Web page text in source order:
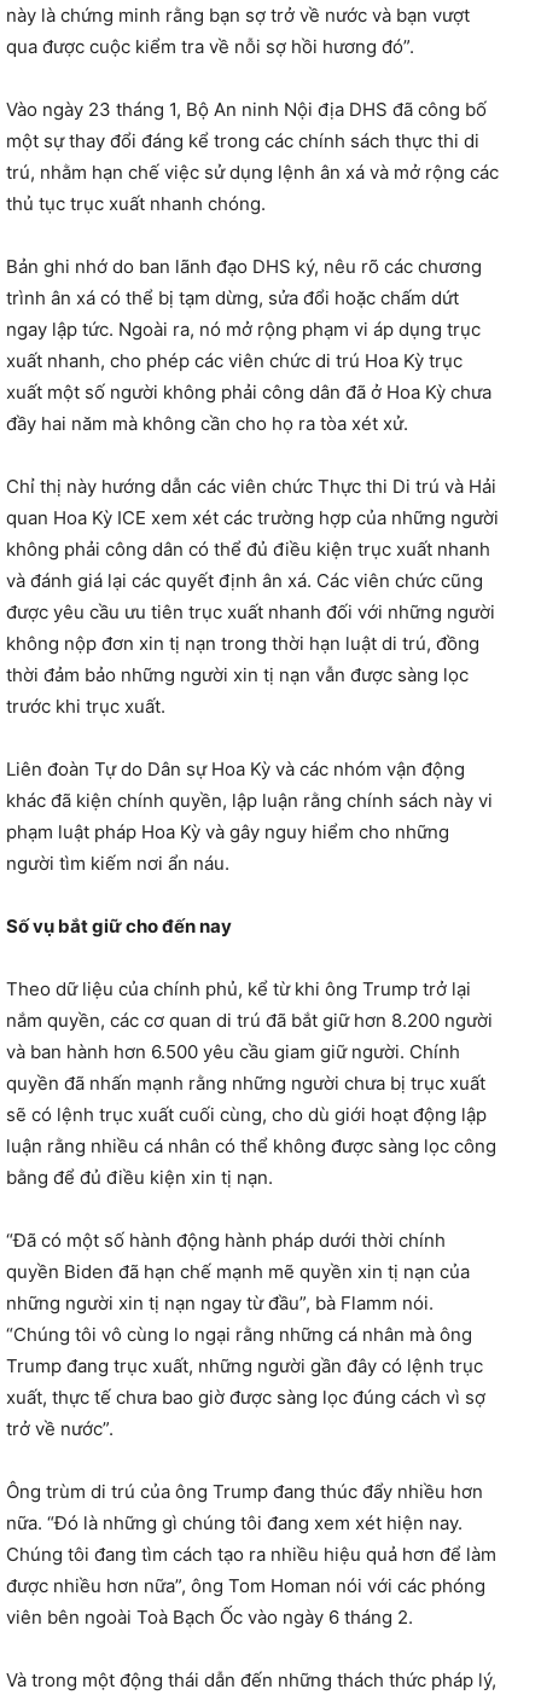
này là chứng minh rằng bạn sợ trở về nước và bạn vượt
qua được cuộc kiểm tra về nỗi sợ hồi hương đó”.
Vào ngày 23 tháng 1, Bộ An ninh Nội địa DHS đã công bố
một sự thay đổi đáng kể trong các chính sách thực thi di
trú, nhằm hạn chế việc sử dụng lệnh ân xá và mở rộng các
thủ tục trục xuất nhanh chóng.
Bản ghi nhớ do ban lãnh đạo DHS ký, nêu rõ các chương
trình ân xá có thể bị tạm dừng, sửa đổi hoặc chấm dứt
ngay lập tức. Ngoài ra, nó mở rộng phạm vi áp dụng trục
xuất nhanh, cho phép các viên chức di trú Hoa Kỳ trục
xuất một số người không phải công dân đã ở Hoa Kỳ chưa
đầy hai năm mà không cần cho họ ra tòa xét xử.
Chỉ thị này hướng dẫn các viên chức Thực thi Di trú và Hải
quan Hoa Kỳ ICE xem xét các trường hợp của những người
không phải công dân có thể đủ điều kiện trục xuất nhanh
và đánh giá lại các quyết định ân xá. Các viên chức cũng
được yêu cầu ưu tiên trục xuất nhanh đối với những người
không nộp đơn xin tị nạn trong thời hạn luật di trú, đồng
thời đảm bảo những người xin tị nạn vẫn được sàng lọc
trước khi trục xuất.
Liên đoàn Tự do Dân sự Hoa Kỳ và các nhóm vận động
khác đã kiện chính quyền, lập luận rằng chính sách này vi
phạm luật pháp Hoa Kỳ và gây nguy hiểm cho những
người tìm kiếm nơi ẩn náu.
Số vụ bắt giữ cho đến nay
Theo dữ liệu của chính phủ, kể từ khi ông Trump trở lại
nắm quyền, các cơ quan di trú đã bắt giữ hơn 8.200 người
và ban hành hơn 6.500 yêu cầu giam giữ người. Chính
quyền đã nhấn mạnh rằng những người chưa bị trục xuất
sẽ có lệnh trục xuất cuối cùng, cho dù giới hoạt động lập
luận rằng nhiều cá nhân có thể không được sàng lọc công
bằng để đủ điều kiện xin tị nạn.
“Đã có một số hành động hành pháp dưới thời chính
quyền Biden đã hạn chế mạnh mẽ quyền xin tị nạn của
những người xin tị nạn ngay từ đầu”, bà Flamm nói.
“Chúng tôi vô cùng lo ngại rằng những cá nhân mà ông
Trump đang trục xuất, những người gần đây có lệnh trục
xuất, thực tế chưa bao giờ được sàng lọc đúng cách vì sợ
trở về nước”.
Ông trùm di trú của ông Trump đang thúc đẩy nhiều hơn
nữa. “Đó là những gì chúng tôi đang xem xét hiện nay.
Chúng tôi đang tìm cách tạo ra nhiều hiệu quả hơn để làm
được nhiều hơn nữa”, ông Tom Homan nói với các phóng
viên bên ngoài Toà Bạch Ốc vào ngày 6 tháng 2.
Và trong một động thái dẫn đến những thách thức pháp lý,